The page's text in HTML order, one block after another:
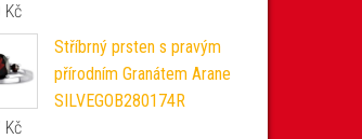
Kč
Stříbrný prsten s pravým
přírodním Granátem Arane
SILVEGOB280174R
Kč